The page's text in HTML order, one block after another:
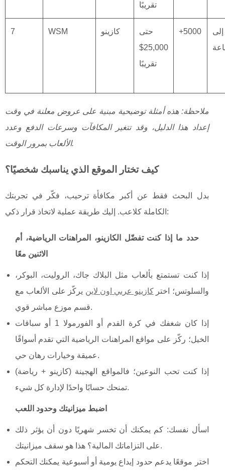
تقريبًا
7 WSM كازينو
حتى
25,000$
تقريبًا
+5000 من 0 إلى
ملاحظة: هذه أمثلة توضيحية مبنية على عروض معلنة في وقت
إعداد هذا الدليل، وقد تتغير المكافآت وسرعات الدفع وعدد
الألعاب بمرور الوقت.
كيف تختار الموقع الذي يناسبك شخصيًا؟
بدل البحث فقط عن أكبر مكافأة ترحيب، فكّر في تجربتك
الكاملة كلاعب. إليك طريقة عملية لاتخاذ قرار ذكي:
حدد ما إذا كنت تفضّل الكازينو، المراهنات الرياضية، أم
الاثنين معًا
إذا كنت تستمتع بألعاب مثل البلاك جاك، الروليت، البوكر،
والسلوتس؛ اختركازينو عربي اون لاين يركّز على الألعاب مع
قسم موزع مباشر قوي.
إذا كان شغفك في كرة القدم أو الفورمولا 1 أو سباقات
الخيل؛ ركّز على مواقع المراهنات الرياضية التي تقدم أسواقًا
عميقة وخيارات رهان حي.
إذا كنت تحب النوعين؛ فالمواقع الهجينة (كازينو + رياضة)
تمنحك حسابًا واحدًا لإدارة كل شيء.
اضبط ميزانيتك وحدود اللعب
اسأل نفسك: كم يمكنك أن تخسر شهريًا دون أن يؤثر ذلك
على التزاماتك المالية؟ هذا هو سقف ميزانيتك.
اختر موقعًا يدعم حدود إيداع يومية أو أسبوعية يمكنك التحكم